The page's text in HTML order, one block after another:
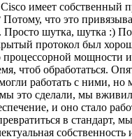
имеет собственный
что это
Просто шутка, шутка :)
протокол был
мощности и
чтоб обработаться.
работать с ними, но
это сделали, мы
и оно стало
в стандарт,